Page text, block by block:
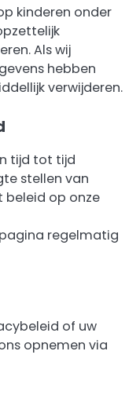
kinderen onder
Als wij
hebben
verwijderen.
tijd tot tijd
stellen van
beleid op onze
regelmatig
of uw
opnemen via